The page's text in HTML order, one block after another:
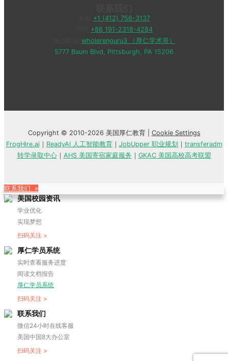
+1 (412) 756-3137
+86 191-2318-4284
wholerenguru3 （厚仁学术哥）
5777 Baum Blvd, Pittsburgh, PA 15206
Copyright © 2010-2026 美国厚仁教育 | Cookie Settings
FrogHire.ai｜ ReadyAI 人工智能教育｜ JobUpper 职业规划 ｜ transferadm
转学录取中心｜ AHS 美国寄宿家庭服务 ｜ GKAC 美国高校高考联盟
联系我们 »
美国校园资讯
学业优化
实现梦想
扫码关注 >
厚仁学员系统
实时查看服务进度
阅读文档报告
厚仁学员系统
扫码关注 >
联系我们
微信24小时在线客服
美国中国8大办公室
扫码关注 >